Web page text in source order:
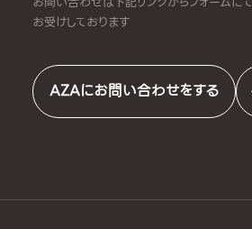
お受けしております
AZAにお問い合わせをする